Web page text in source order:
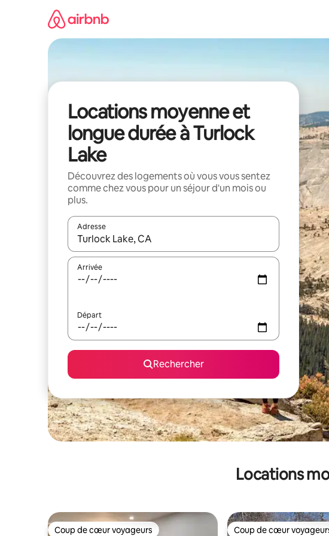
Locations moyenne et
longue durée à Turlock
Lake
Découvrez des logements où vous vous sentez
comme chez vous pour un séjour d'un mois ou
plus.
Adresse
Lorsque les résultats s'affichent, utilisez les flèches vers le haut
Arrivée
Départ
Rechercher
Locations
Coup de cœur voyageurs Coup de cœur